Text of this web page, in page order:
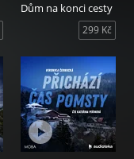
Dům na konci cesty
299 Kč